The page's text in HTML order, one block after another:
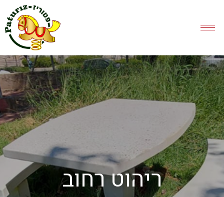
ריהוט רחוב